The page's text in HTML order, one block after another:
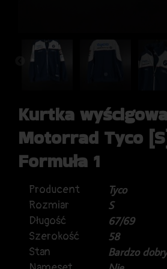
Kurtka
Motorrad Tyco
Formuła 1
Producent
Tyco
Rozmiar
S
Długość
67/69
Szerokość
58
Stan
Bardzo dobry